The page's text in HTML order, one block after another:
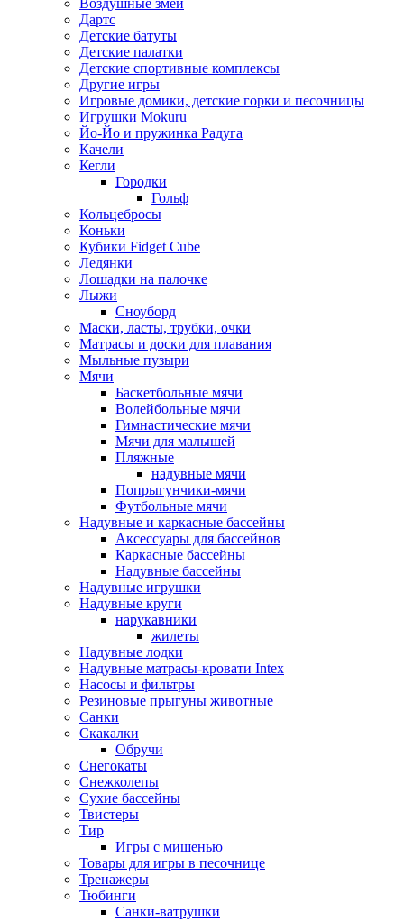
Воздушные змеи
Дартс
Детские батуты
Детские палатки
Детские спортивные комплексы
Другие игры
Игровые домики, детские горки и песочницы
Игрушки Mokuru
Йо-Йо и пружинка Радуга
Качели
Кегли
Городки
Гольф
Кольцебросы
Коньки
Кубики Fidget Cube
Ледянки
Лошадки на палочке
Лыжи
Сноуборд
Маски, ласты, трубки, очки
Матрасы и доски для плавания
Мыльные пузыри
Мячи
Баскетбольные мячи
Волейбольные мячи
Гимнастические мячи
Мячи для малышей
Пляжные
надувные мячи
Попрыгунчики-мячи
Футбольные мячи
Надувные и каркасные бассейны
Аксессуары для бассейнов
Каркасные бассейны
Надувные бассейны
Надувные игрушки
Надувные круги
нарукавники
жилеты
Надувные лодки
Надувные матрасы-кровати Intex
Насосы и фильтры
Резиновые прыгуны животные
Санки
Скакалки
Обручи
Снегокаты
Снежколепы
Сухие бассейны
Твистеры
Тир
Игры с мишенью
Товары для игры в песочнице
Тренажеры
Тюбинги
Санки-ватрушки